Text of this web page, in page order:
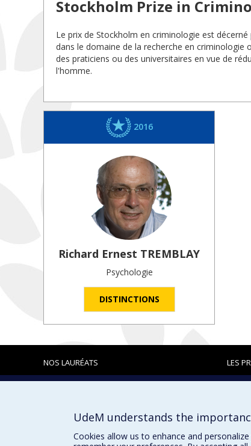
Stockholm Prize in
Le prix de Stockholm en criminologie est
dans le domaine de la recherche en criminologie
des praticiens ou des universitaires en vue de
l'homme.
2016
Richard Ernest TREMBLAY
Psychologie
DISTINCTIONS
NOS LAURÉATS LES
UdeM understands the
Cookies allow us to enhance and